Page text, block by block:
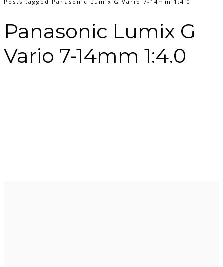
Posts tagged Panasonic Lumix G Vario 7-14mm 1:4.0
Panasonic Lumix G
Vario 7-14mm 1:4.0